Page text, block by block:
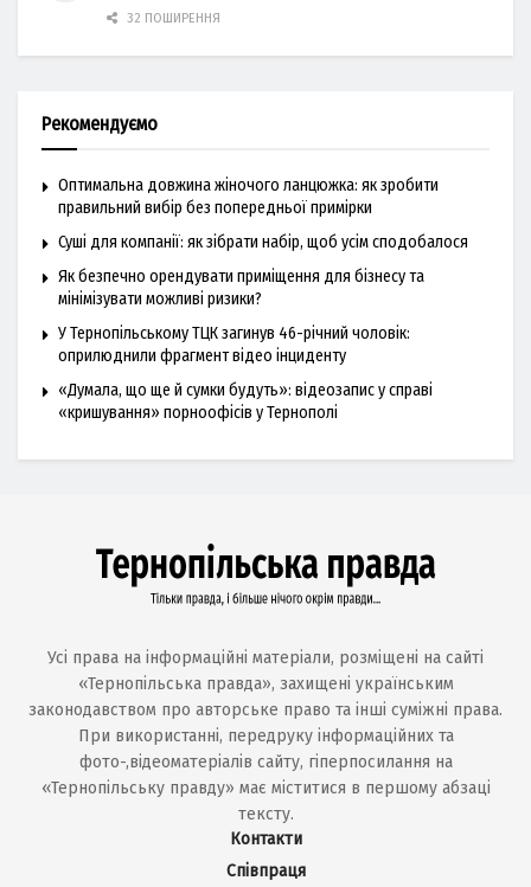
32 ПОШИРЕННЯ
Рекомендуємо
Оптимальна довжина жіночого ланцюжка: як зробити
правильний вибір без попередньої примірки
Суші для компанії: як зібрати набір, щоб усім сподобалося
Як безпечно орендувати приміщення для бізнесу та
мінімізувати можливі ризики?
У Тернопільському ТЦК загинув 46-річний чоловік:
оприлюднили фрагмент відео інциденту
«Думала, що ще й сумки будуть»: відеозапис у справі
«кришування» порноофісів у Тернополі
Усі права на інформаційні матеріали, розміщені на сайті
«Тернопільська правда», захищені українським
законодавством про авторське право та інші суміжні права.
При використанні, передруку інформаційних та
фото-,відеоматеріалів сайту, гіперпосилання на
«Тернопільську правду» має міститися в першому абзаці
тексту.
Контакти
Співпраця